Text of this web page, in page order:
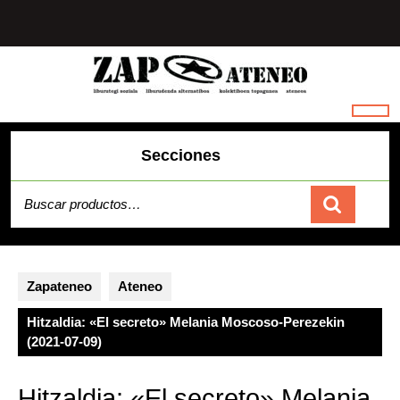
contenido
Secciones
por:
Carrito
Zapateneo Ateneo
Hitzaldia: «El secreto» Melania Moscoso-Perezekin
(2021-07-09)